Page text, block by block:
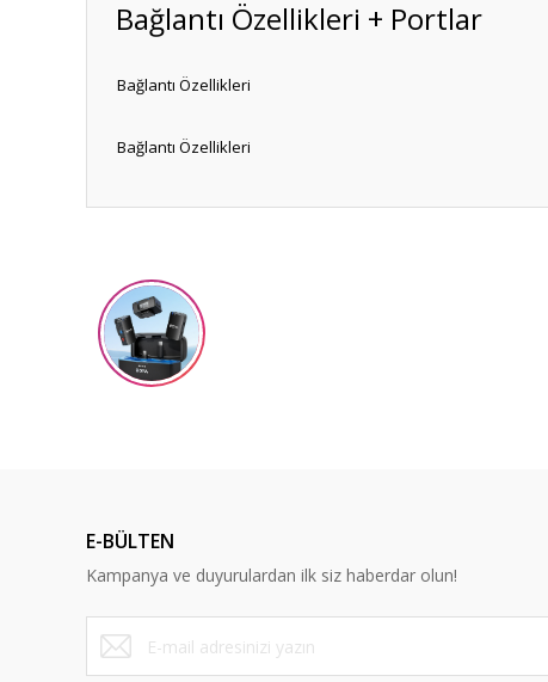
Bağlantı Özellikleri + Portlar
Bağlantı Özellikleri
Bağlantı Özellikleri
Ürün resmi kalitesiz, bozuk veya görüntülenemiyor.
Ürün açıklamasında eksik bilgiler bulunuyor.
E-BÜLTEN
Kampanya ve duyurulardan ilk siz haberdar olun!